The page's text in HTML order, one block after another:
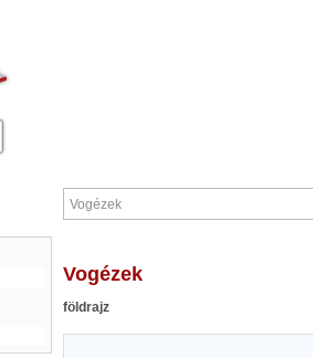
Vogézek
földrajz